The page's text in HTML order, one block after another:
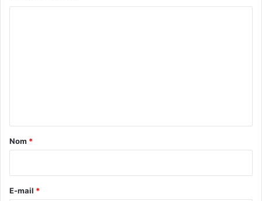
a
e
Nom *
E-mail *